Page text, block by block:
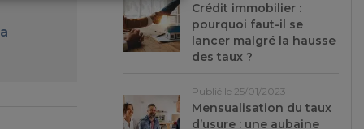
Crédit immobilier :
pourquoi faut-il se
lancer malgré la hausse
des taux ?
Publié le 25/01/2023
Mensualisation du taux
d’usure : une aubaine